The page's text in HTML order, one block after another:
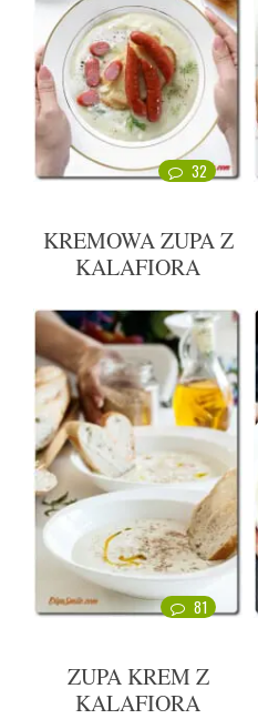
32
KREMOWA ZUPA Z
KALAFIORA
81
ZUPA KREM Z
KALAFIORA